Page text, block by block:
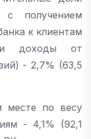
получением
к клиентам
доходы от
- 2,7% (63,5
месте по весу
- 4,1% (92,1